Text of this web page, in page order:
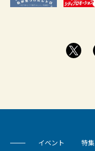
イベント 特集